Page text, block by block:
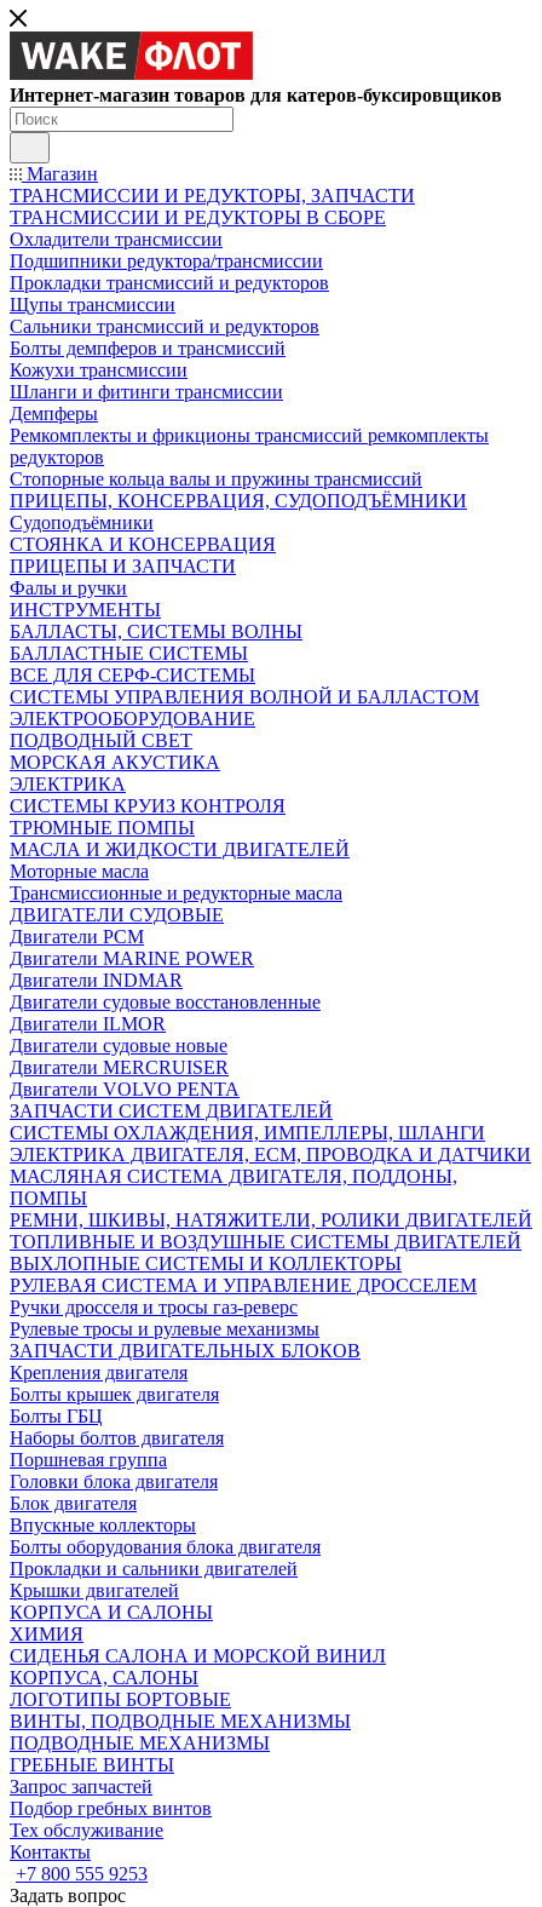
Интернет-магазин товаров для катеров-буксировщиков
Магазин
ТРАНСМИССИИ И РЕДУКТОРЫ, ЗАПЧАСТИ
ТРАНСМИССИИ И РЕДУКТОРЫ В СБОРЕ
Охладители трансмиссии
Подшипники редуктора/трансмиссии
Прокладки трансмиссий и редукторов
Щупы трансмиссии
Сальники трансмиссий и редукторов
Болты демпферов и трансмиссий
Кожухи трансмиссии
Шланги и фитинги трансмиссии
Демпферы
Ремкомплекты и фрикционы трансмиссий ремкомплекты
редукторов
Стопорные кольца валы и пружины трансмиссий
ПРИЦЕПЫ, КОНСЕРВАЦИЯ, СУДОПОДЪЁМНИКИ
Судоподъёмники
СТОЯНКА И КОНСЕРВАЦИЯ
ПРИЦЕПЫ И ЗАПЧАСТИ
Фалы и ручки
ИНСТРУМЕНТЫ
БАЛЛАСТЫ, СИСТЕМЫ ВОЛНЫ
БАЛЛАСТНЫЕ СИСТЕМЫ
ВСЕ ДЛЯ СЕРФ-СИСТЕМЫ
СИСТЕМЫ УПРАВЛЕНИЯ ВОЛНОЙ И БАЛЛАСТОМ
ЭЛЕКТРООБОРУДОВАНИЕ
ПОДВОДНЫЙ СВЕТ
МОРСКАЯ АКУСТИКА
ЭЛЕКТРИКА
СИСТЕМЫ КРУИЗ КОНТРОЛЯ
ТРЮМНЫЕ ПОМПЫ
МАСЛА И ЖИДКОСТИ ДВИГАТЕЛЕЙ
Моторные масла
Трансмиссионные и редукторные масла
ДВИГАТЕЛИ СУДОВЫЕ
Двигатели PCM
Двигатели MARINE POWER
Двигатели INDMAR
Двигатели судовые восстановленные
Двигатели ILMOR
Двигатели судовые новые
Двигатели MERCRUISER
Двигатели VOLVO PENTA
ЗАПЧАСТИ СИСТЕМ ДВИГАТЕЛЕЙ
СИСТЕМЫ ОХЛАЖДЕНИЯ, ИМПЕЛЛЕРЫ, ШЛАНГИ
ЭЛЕКТРИКА ДВИГАТЕЛЯ, ECM, ПРОВОДКА И ДАТЧИКИ
МАСЛЯНАЯ СИСТЕМА ДВИГАТЕЛЯ, ПОДДОНЫ,
ПОМПЫ
РЕМНИ, ШКИВЫ, НАТЯЖИТЕЛИ, РОЛИКИ ДВИГАТЕЛЕЙ
ТОПЛИВНЫЕ И ВОЗДУШНЫЕ СИСТЕМЫ ДВИГАТЕЛЕЙ
ВЫХЛОПНЫЕ СИСТЕМЫ И КОЛЛЕКТОРЫ
РУЛЕВАЯ СИСТЕМА И УПРАВЛЕНИЕ ДРОССЕЛЕМ
Ручки дросселя и тросы газ-реверс
Рулевые тросы и рулевые механизмы
ЗАПЧАСТИ ДВИГАТЕЛЬНЫХ БЛОКОВ
Крепления двигателя
Болты крышек двигателя
Болты ГБЦ
Наборы болтов двигателя
Поршневая группа
Головки блока двигателя
Блок двигателя
Впускные коллекторы
Болты оборудования блока двигателя
Прокладки и сальники двигателей
Крышки двигателей
КОРПУСА И САЛОНЫ
ХИМИЯ
СИДЕНЬЯ САЛОНА И МОРСКОЙ ВИНИЛ
КОРПУСА, САЛОНЫ
ЛОГОТИПЫ БОРТОВЫЕ
ВИНТЫ, ПОДВОДНЫЕ МЕХАНИЗМЫ
ПОДВОДНЫЕ МЕХАНИЗМЫ
ГРЕБНЫЕ ВИНТЫ
Запрос запчастей
Подбор гребных винтов
Тех обслуживание
Контакты
+7 800 555 9253
Задать вопрос